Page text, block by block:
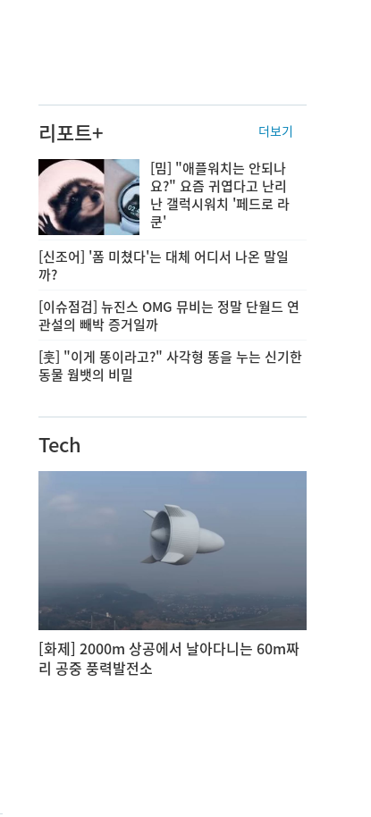
리포트+ 더보기
[밈] "애플워치는 안되나
요?" 요즘 귀엽다고 난리
난 갤럭시워치 '페드로 라
쿤'
[신조어] '폼 미쳤다'는 대체 어디서 나온 말일
까?
[이슈점검] 뉴진스 OMG 뮤비는 정말 단월드 연
관설의 빼박 증거일까
[훗] "이게 똥이라고?" 사각형 똥을 누는 신기한
동물 웜뱃의 비밀
Tech
[화제] 2000m 상공에서 날아다니는 60m짜
리 공중 풍력발전소